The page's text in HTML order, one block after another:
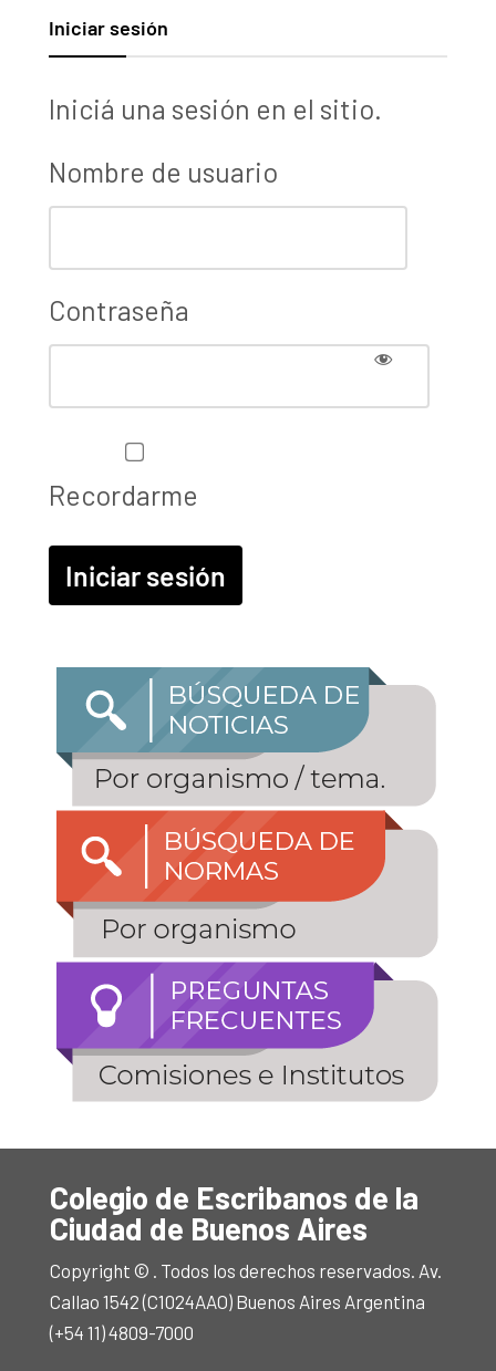
Iniciar sesión
Iniciá una sesión en el sitio.
Nombre de usuario
Contraseña
Recordarme
Colegio de Escribanos de la
Ciudad de Buenos Aires
Copyright © . Todos los derechos reservados. Av.
Callao 1542 (C1024AAO) Buenos Aires Argentina
(+54 11) 4809-7000